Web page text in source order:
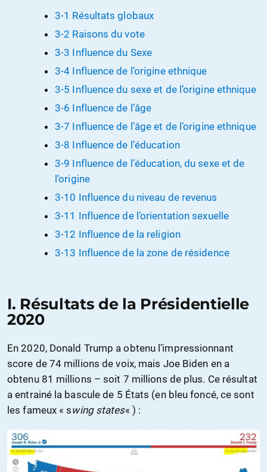
3-1 Résultats globaux
3-2 Raisons du vote
3-3 Influence du Sexe
3-4 Influence de l’origine ethnique
3-5 Influence du sexe et de l’origine ethnique
3-6 Influence de l’âge
3-7 Influence de l’âge et de l’origine ethnique
3-8 Influence de l’éducation
3-9 Influence de l’éducation, du sexe et de
l’origine
3-10 Influence du niveau de revenus
3-11 Influence de l’orientation sexuelle
3-12 Influence de la religion
3-13 Influence de la zone de résidence
I. Résultats de la Présidentielle
2020
En 2020, Donald Trump a obtenu l’impressionnant
score de 74 millions de voix, mais Joe Biden en a
obtenu 81 millions – soit 7 millions de plus. Ce résultat
a entrainé la bascule de 5 États (en bleu foncé, ce sont
les fameux « swing states« ) :